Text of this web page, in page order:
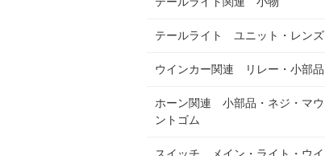
テールライト ユニット・レンズ
ウインカー関連 リレー・小部品
ホーン関連 小部品・ネジ・マウ
ントゴム